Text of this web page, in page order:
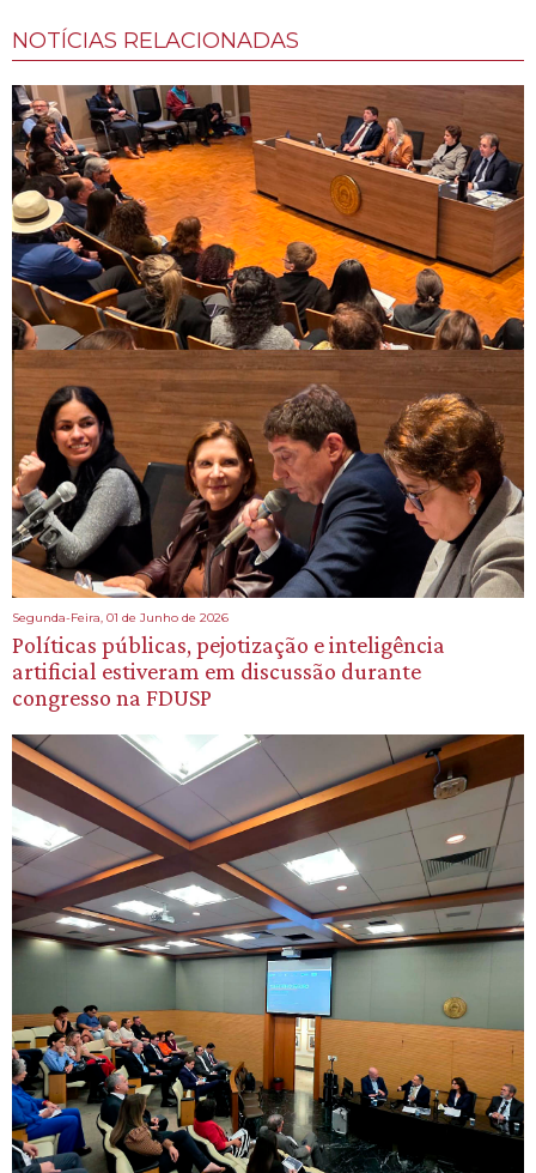
NOTÍCIAS RELACIONADAS
Segunda-Feira, 01 de Junho de 2026
Políticas públicas, pejotização e inteligência
artificial estiveram em discussão durante
congresso na FDUSP